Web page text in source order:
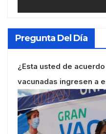
Pregunta Del Día
¿Esta usted de
vacunadas ingresen a